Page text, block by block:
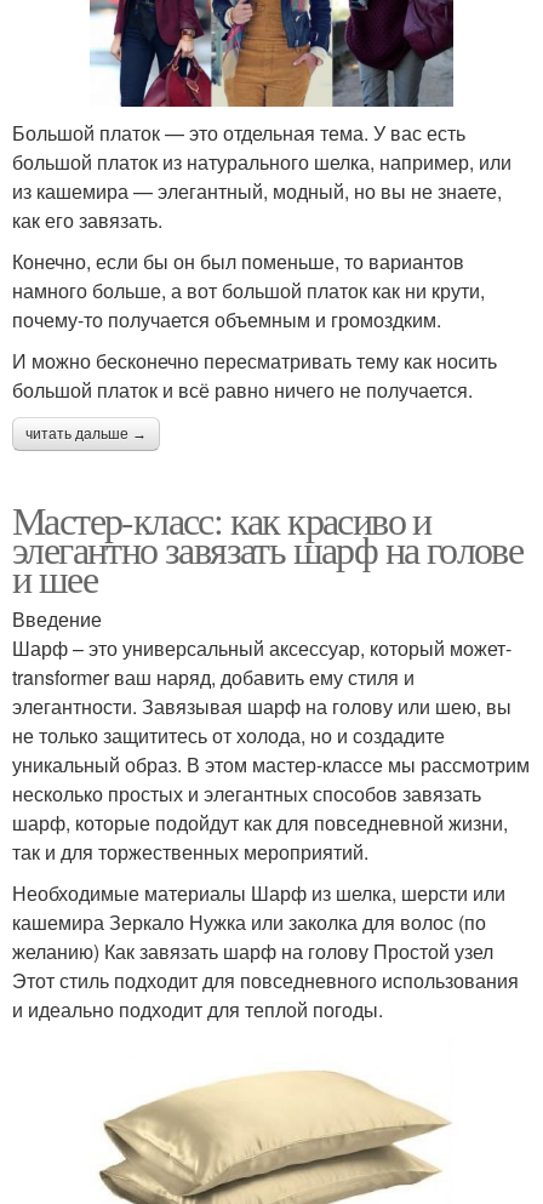
Большой платок — это отдельная тема. У вас есть
большой платок из натурального шелка, например, или
из кашемира — элегантный, модный, но вы не знаете,
как его завязать.
Конечно, если бы он был поменьше, то вариантов
намного больше, а вот большой платок как ни крути,
почему-то получается объемным и громоздким.
И можно бесконечно пересматривать тему как носить
большой платок и всё равно ничего не получается.
читать дальше →
Мастер-класс: как красиво и
элегантно завязать шарф на голове
и шее
Введение
Шарф – это универсальный аксессуар, который может-
transformer ваш наряд, добавить ему стиля и
элегантности. Завязывая шарф на голову или шею, вы
не только защититесь от холода, но и создадите
уникальный образ. В этом мастер-классе мы рассмотрим
несколько простых и элегантных способов завязать
шарф, которые подойдут как для повседневной жизни,
так и для торжественных мероприятий.
Необходимые материалы Шарф из шелка, шерсти или
кашемира Зеркало Нужка или заколка для волос (по
желанию) Как завязать шарф на голову Простой узел
Этот стиль подходит для повседневного использования
и идеально подходит для теплой погоды.